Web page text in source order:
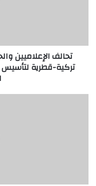
تحالف الإعلاميين
تركية-قطرية